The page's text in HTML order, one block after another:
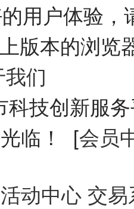
用户体验
版本的浏览
们
科技创新服
光临！ [会员
活动中心 交